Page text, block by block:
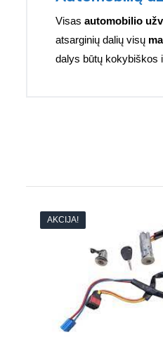
Visas automobilio
atsarginių dalių visų
dalys būtų kokybiškos
AKCIJA!